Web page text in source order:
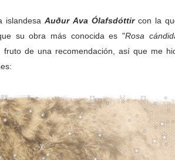
islandesaAuður Ava Ólafsdóttircon la
su obra más conocida es "Rosa
de una recomendación, así que me